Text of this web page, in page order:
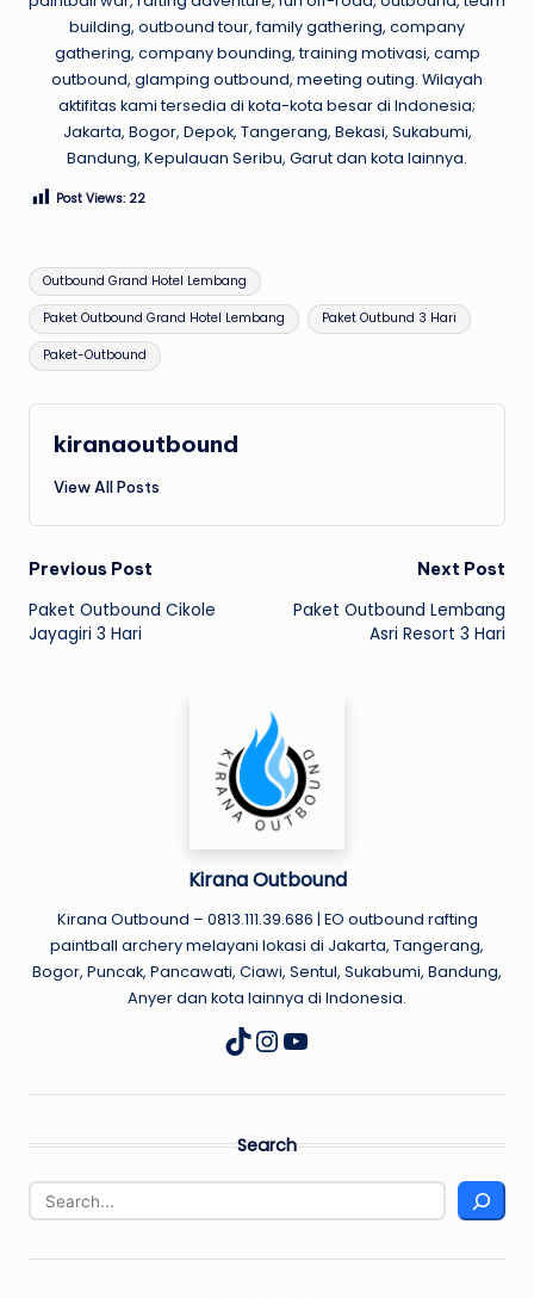
building, outbound tour, family gathering, company
gathering, company bounding, training motivasi, camp
outbound, glamping outbound, meeting outing. Wilayah
aktifitas kami tersedia di kota-kota besar di Indonesia;
Jakarta, Bogor, Depok, Tangerang, Bekasi, Sukabumi,
Bandung, Kepulauan Seribu, Garut dan kota lainnya.
Post Views: 22
Tags:
Outbound Grand Hotel Lembang
Paket Outbound Grand Hotel Lembang Paket Outbund 3 Hari
Paket-Outbound
kiranaoutbound
View All Posts
Post
navigation
Previous Post
Paket Outbound Cikole
Jayagiri 3 Hari
Next Post
Paket Outbound Lembang
Asri Resort 3 Hari
Kirana Outbound
Kirana Outbound – 0813.111.39.686 | EO outbound rafting
paintball archery melayani lokasi di Jakarta, Tangerang,
Bogor, Puncak, Pancawati, Ciawi, Sentul, Sukabumi, Bandung,
Anyer dan kota lainnya di Indonesia.
TikTok
Instagram
YouTube
Search